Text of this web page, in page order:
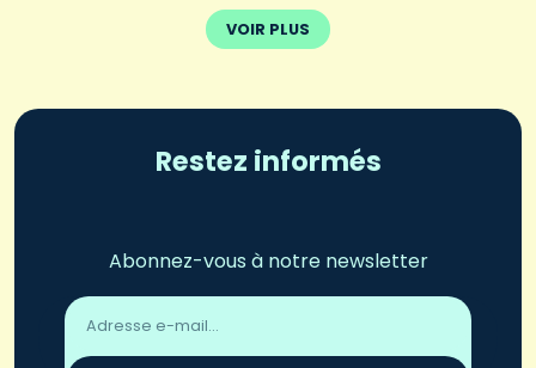
VOIR PLUS
Restez informés
Abonnez-vous à notre newsletter
Adresse
email